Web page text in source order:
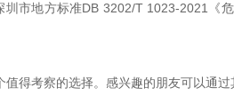
市地方标准DB 3202/T 1023-2021《
考察的选择。感兴趣的朋友可以通过